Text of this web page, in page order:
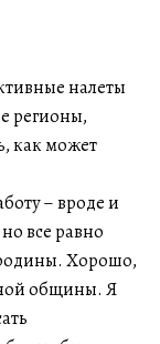
налеты
регионы,
как может
– вроде и
все равно
родины. Хорошо,
общины. Я